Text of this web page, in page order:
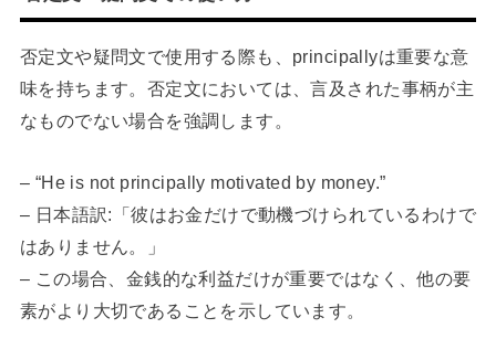
否定文や疑問文で使用する際も、principallyは重要な意
味を持ちます。否定文においては、言及された事柄が主
なものでない場合を強調します。
– “He is not principally motivated by money.”
– 日本語訳:「彼はお金だけで動機づけられているわけで
はありません。」
– この場合、金銭的な利益だけが重要ではなく、他の要
素がより大切であることを示しています。